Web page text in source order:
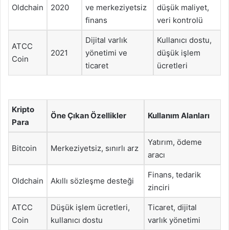
Oldchain 2020
ve merkeziyetsiz
finans
düşük maliyet,
veri kontrolü
ATCC
Coin
2021
Dijital varlık
yönetimi ve
ticaret
Kullanıcı dostu,
düşük işlem
ücretleri
Kripto
Para
Öne Çıkan Özellikler Kullanım Alanları
Bitcoin Merkeziyetsiz, sınırlı arz
Yatırım, ödeme
aracı
Oldchain Akıllı sözleşme desteği
Finans, tedarik
zinciri
ATCC
Coin
Düşük işlem ücretleri,
kullanıcı dostu
Ticaret, dijital
varlık yönetimi